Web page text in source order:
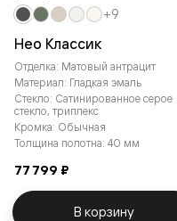
Нео Классик
Отделка: Матовый антрацит
Материал: Гладкая эмаль
Стекло: Сатинированное серое
стекло, триплекс
Кромка: Обычная
Толщина полотна: 40 мм
77 799 ₽
+9
В корзину